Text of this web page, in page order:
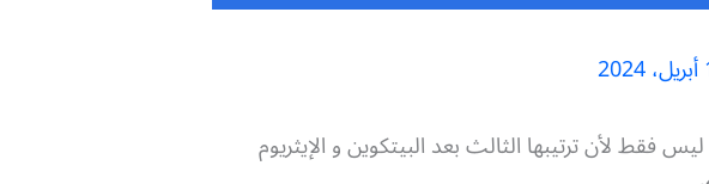
فقط لأن ترتيبها الثالث بعد البيتكوين و الإيثريوم